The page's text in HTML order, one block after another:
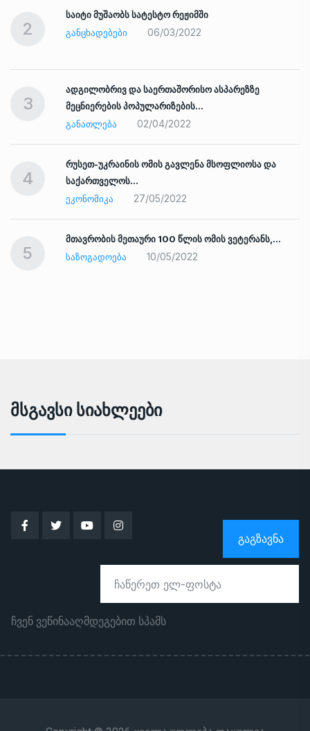
2
საიტი მუშაობს სატესტო რეჟიმში
ᲒᲐᲜᲪᲮᲐᲓᲔᲑᲔᲑᲘ
06/03/2022
3
ადგილობრივ და საერთაშორისო ასპარეზზე
მეცნიერების პოპულარიზების…
ᲒᲐᲜᲐᲗᲚᲔᲑᲐ
02/04/2022
4
რუსეთ-უკრაინის ომის გავლენა მსოფლიოსა და
საქართველოს…
ᲔᲙᲝᲜᲝᲛᲘᲙᲐ
27/05/2022
5
მთავრობის მეთაური 100 წლის ომის ვეტერანს,…
ᲡᲐᲖᲝᲒᲐᲓᲝᲔᲑᲐ
10/05/2022
Მსგავსი Სიახლეები
ᲒᲐᲒᲖᲐᲕᲜᲐ
ჩვენ ვეწინააღმდეგებით სპამს